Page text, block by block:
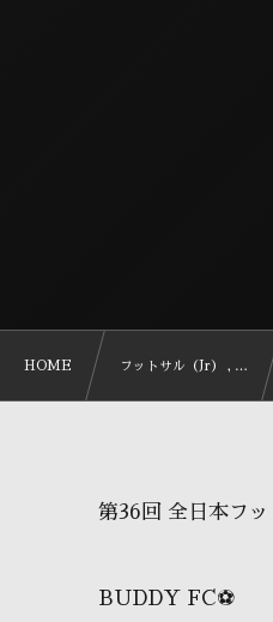
HOME フットサル（Jr） , …
第36回 全日本フ
BUDDY FC⚽️